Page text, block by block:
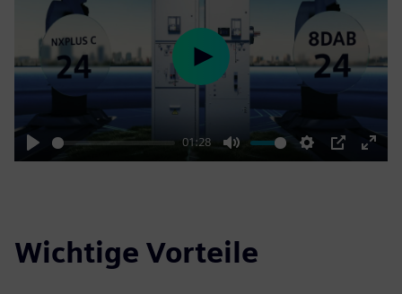
Play
01:28
Mute Settings
PIP
Enter
Play
Wichtige Vorteile